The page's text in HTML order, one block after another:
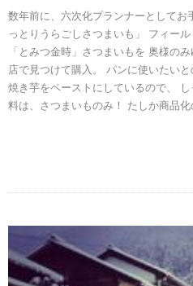
数年前に、六次化プランナーとして
っとりうらごしさつまいも」 フィー
「とみつ金時」さつまいもを 奥様の
店で見つけて購入。 パンに使いたい
焼き芋をペーストにしているので、
料は、さつまいものみ！ たしか商品